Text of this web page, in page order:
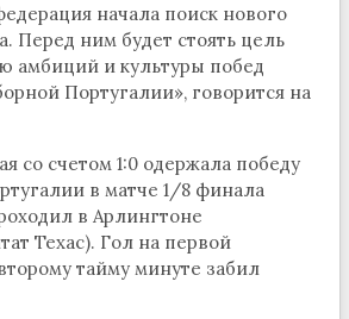
начала поиск нового
Перед ним будет стоять цель
амбиций и культуры побед
Португалии», говорится на
со счетом 1:0 одержала победу
в матче 1/8 финала
в Арлингтоне
Техас). Гол на первой
тайму минуте забил